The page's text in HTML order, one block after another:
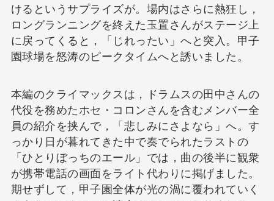
けるというサプライズが。場内はさらに熱狂し，
ロングランニングを終えた玉置さんがステージ上
に戻ってくると，「じれったい」へと突入。甲子
園球場を怒涛のピークタイムへと誘いました。
本編のクライマックスは，ドラムスの田中さんの
代役を務めたホセ・コロンさんを含むメンバー全
員の紹介を挟んで，「悲しみにさよなら」へ。す
っかり日が暮れてきた中で奏でられたラストの
「ひとりぼっちのエール」では，曲の後半に観衆
が携帯電話の画面をライト代わりに掲げました。
期せずして，甲子園全体が光の渦に覆われていく